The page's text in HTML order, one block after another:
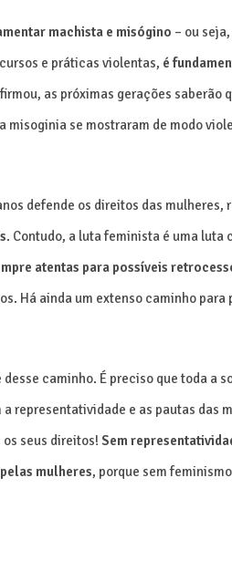
machista e misógino – ou
e práticas violentas, é
as próximas gerações saberão
misoginia se mostraram de modo
defende os direitos das mulheres,
. Contudo, a luta feminista é uma luta
atentas para possíveis
Há ainda um extenso caminho
caminho. É preciso que toda a
representatividade e as pautas das
seus direitos! Sem
mulheres, porque sem